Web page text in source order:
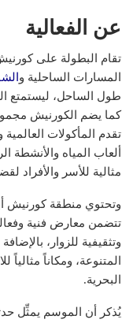
عن الفعالية
تقام البطولة على
المسارات الساحلية و
طول الساحل، ليستمتع
كما يضم الكورنيش
تقدم المأكولات
ألعاب المياه والأنشطة
مثالية للأسر والأفراد
وتحتوي منطقة كورنيش
تتضمن معارض فنية
وتثقيفية للزوار،
المتنوعة، ومكاناً
البحرية.
يُذكر أن الموسم يمثِّل